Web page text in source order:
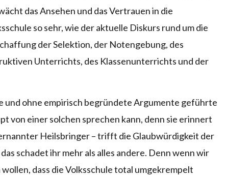
das Ansehen und das Vertrauen in die
so sehr, wie der aktuelle Diskurs rund um die
der Selektion, der Notengebung, des
Unterrichts, des Klassenunterrichts und der
und ohne empirisch begründete Argumente geführte
von einer solchen sprechen kann, denn sie erinnert
Heilsbringer – trifft die Glaubwürdigkeit der
schadet ihr mehr als alles andere. Denn wenn wir
dass die Volksschule total umgekrempelt